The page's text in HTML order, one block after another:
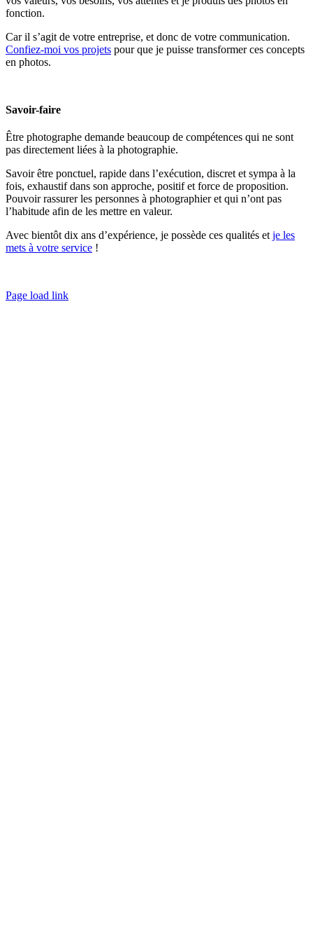
fonction.
Car il s’agit de votre entreprise, et donc de votre communication.
Confiez-moi vos projets pour que je puisse transformer ces concepts
en photos.
Savoir-faire
Être photographe demande beaucoup de compétences qui ne sont
pas directement liées à la photographie.
Savoir être ponctuel, rapide dans l’exécution, discret et sympa à la
fois, exhaustif dans son approche, positif et force de proposition.
Pouvoir rassurer les personnes à photographier et qui n’ont pas
l’habitude afin de les mettre en valeur.
Avec bientôt dix ans d’expérience, je possède ces qualités et je les
mets à votre service !
Page load link